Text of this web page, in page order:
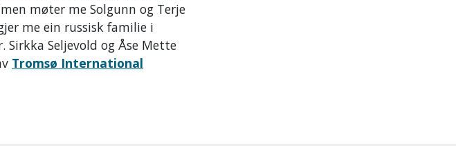
møter me Solgunn og Terje
me ein russisk familie i
Seljevold og Åse Mette
Tromsø International